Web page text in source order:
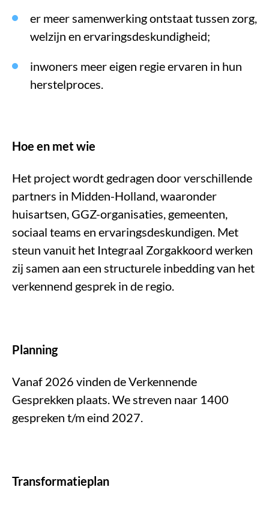
er meer samenwerking ontstaat tussen zorg,
welzijn en ervaringsdeskundigheid;
inwoners meer eigen regie ervaren in hun
herstelproces.
Hoe en met wie
Het project wordt gedragen door verschillende
partners in Midden-Holland, waaronder
huisartsen, GGZ-organisaties, gemeenten,
sociaal teams en ervaringsdeskundigen. Met
steun vanuit het Integraal Zorgakkoord werken
zij samen aan een structurele inbedding van het
verkennend gesprek in de regio.
Planning
Vanaf 2026 vinden de Verkennende
Gesprekken plaats. We streven naar 1400
gespreken t/m eind 2027.
Transformatieplan